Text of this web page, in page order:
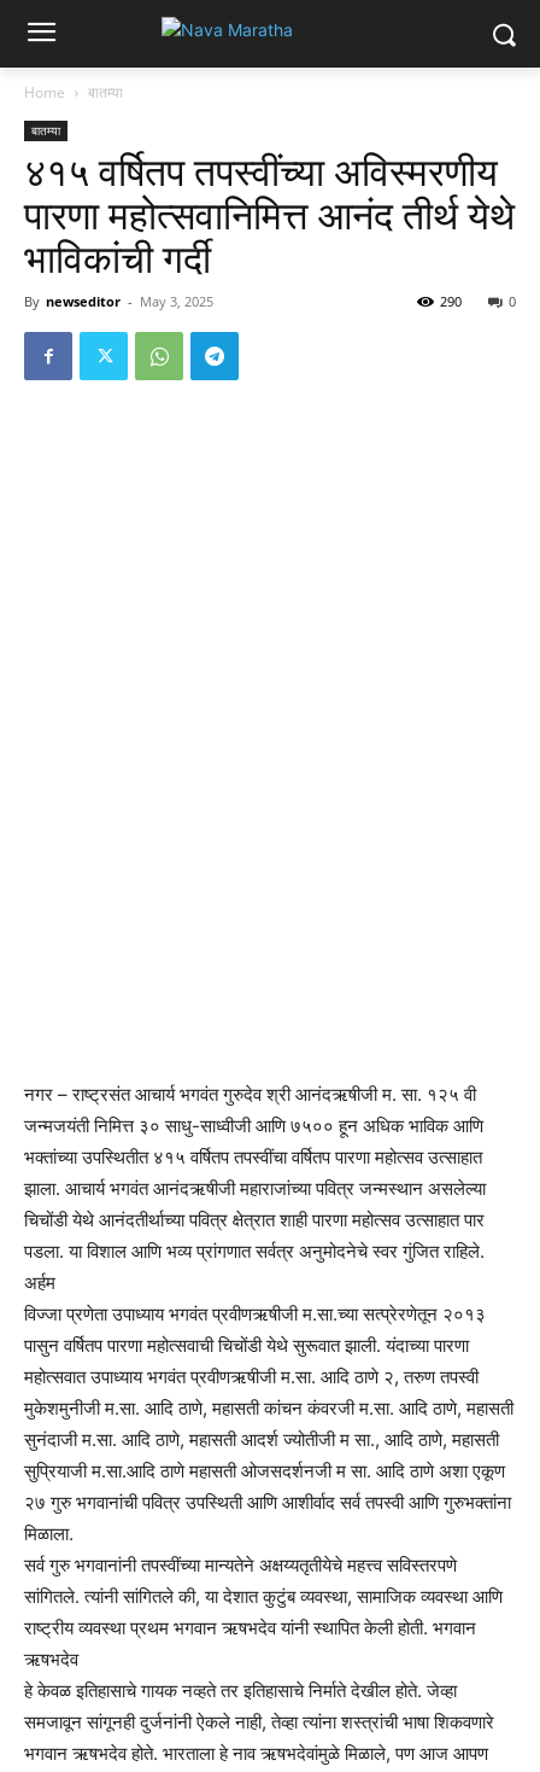
Home बातम्या
बातम्या
४१५ वर्षितप तपस्वींच्या अविस्मरणीय
पारणा महोत्सवानिमित्त आनंद तीर्थ येथे
भाविकांची गर्दी
By newseditor - May 3, 2025 0
290
नगर – राष्ट्रसंत आचार्य भगवंत गुरुदेव श्री आनंदऋषीजी म. सा. १२५ वी
जन्मजयंती निमित्त ३० साधु-साध्वीजी आणि ७५०० हून अधिक भाविक आणि
भक्तांच्या उपस्थितीत ४१५ वर्षितप तपस्वींचा वर्षितप पारणा महोत्सव उत्साहात
झाला. आचार्य भगवंत आनंदऋषीजी महाराजांच्या पवित्र जन्मस्थान असलेल्या
चिचोंडी येथे आनंदतीर्थाच्या पवित्र क्षेत्रात शाही पारणा महोत्सव उत्साहात पार
पडला. या विशाल आणि भव्य प्रांगणात सर्वत्र अनुमोदनेचे स्वर गुंजित राहिले.
अर्हम
विज्जा प्रणेता उपाध्याय भगवंत प्रवीणऋषीजी म.सा.च्या सत्प्रेरणेतून २०१३
पासुन वर्षितप पारणा महोत्सवाची चिचोंडी येथे सुरूवात झाली. यंदाच्या पारणा
महोत्सवात उपाध्याय भगवंत प्रवीणऋषीजी म.सा. आदि ठाणे २, तरुण तपस्वी
मुकेशमुनीजी म.सा. आदि ठाणे, महासती कांचन कंवरजी म.सा. आदि ठाणे, महासती
सुनंदाजी म.सा. आदि ठाणे, महासती आदर्श ज्योतीजी म सा., आदि ठाणे, महासती
सुप्रियाजी म.सा.आदि ठाणे महासती ओजसदर्शनजी म सा. आदि ठाणे अशा एकूण
२७ गुरु भगवानांची पवित्र उपस्थिती आणि आशीर्वाद सर्व तपस्वी आणि गुरुभक्तांना
मिळाला.
सर्व गुरु भगवानांनी तपस्वींच्या मान्यतेने अक्षय्यतृतीयेचे महत्त्व सविस्तरपणे
सांगितले. त्यांनी सांगितले की, या देशात कुटुंब व्यवस्था, सामाजिक व्यवस्था आणि
राष्ट्रीय व्यवस्था प्रथम भगवान ऋषभदेव यांनी स्थापित केली होती. भगवान
ऋषभदेव
हे केवळ इतिहासाचे गायक नव्हते तर इतिहासाचे निर्माते देखील होते. जेव्हा
समजावून सांगूनही दुर्जनांनी ऐकले नाही, तेव्हा त्यांना शस्त्रांची भाषा शिकवणारे
भगवान ऋषभदेव होते. भारताला हे नाव ऋषभदेवांमुळे मिळाले, पण आज आपण